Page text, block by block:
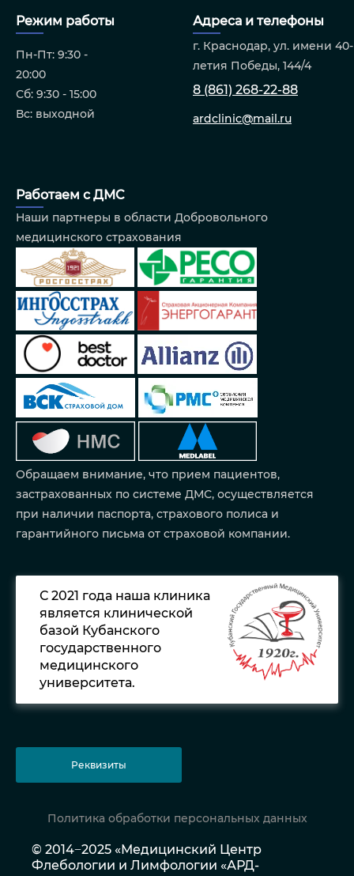
Режим работы
Пн-Пт: 9:30 -
20:00
Сб: 9:30 - 15:00
Вс: выходной
Адреса и телефоны
г. Краснодар, ул. имени 40-
летия Победы, 144/4
8 (861) 268-22-88
ardclinic@mail.ru
Работаем с ДМС
Наши партнеры в области Добровольного
медицинского страхования
Обращаем внимание, что прием пациентов,
застрахованных по системе ДМС, осуществляется
при наличии паспорта, страхового полиса и
гарантийного письма от страховой компании.
С 2021 года наша клиника
является клинической
базой Кубанского
государственного
медицинского
университета.
Реквизиты
Политика обработки персональных данных
© 2014−2025 «Медицинский Центр
Флебологии и Лимфологии «АРД-